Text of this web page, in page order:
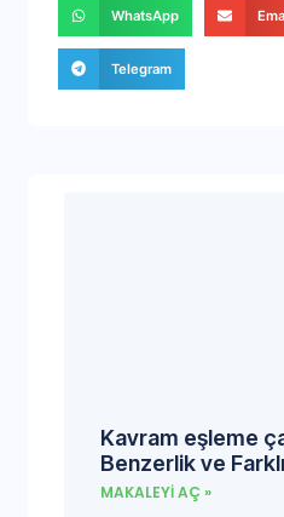
WhatsApp
Telegram
Kavram eşleme
Benzerlik ve
MAKALEYI AÇ »